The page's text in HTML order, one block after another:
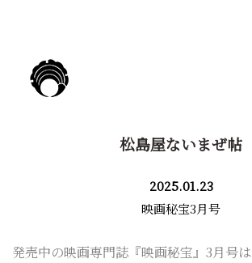
松島屋ないまぜ帖
2025.01.23
映画秘宝3月号
発売中の映画専門誌『映画秘宝』3月号は